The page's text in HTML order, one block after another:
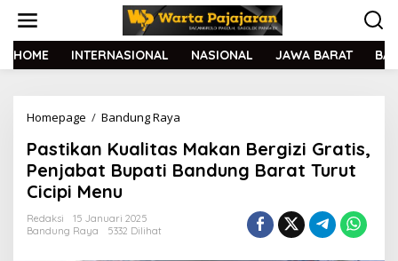
t
HOME INTERNASIONAL NASIONAL JAWA BARAT
Homepage / Bandung Raya
s
t
i
Pastikan Kualitas Makan Bergizi Gratis,
Penjabat Bupati Bandung Barat Turut
Cicipi Menu
Redaksi
15 Januari 2025
Bandung Raya
5332 Dilihat